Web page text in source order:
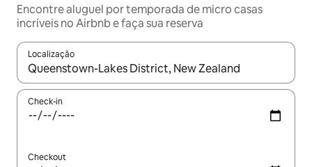
Encontre aluguel por temporada de micro casas
incríveis no Airbnb e faça sua reserva
Localização
Quando os resultados estiverem disponíveis, explore-os
Check-in
Checkout